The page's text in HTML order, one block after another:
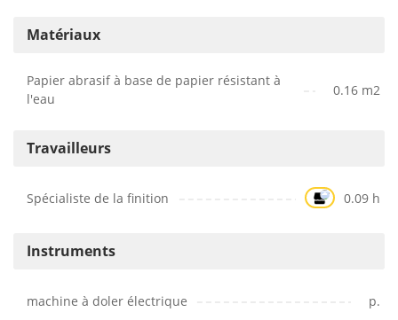
Matériaux
Papier abrasif à base de papier résistant à
l'eau
0.16 m2
Travailleurs
Spécialiste de la finition 0.09 h
Instruments
machine à doler électrique p.